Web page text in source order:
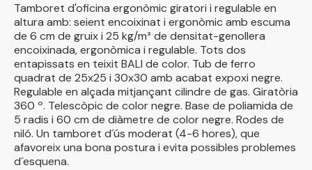
Tamboret d'oficina ergonòmic giratori i regulable en
altura amb: seient encoixinat i ergonòmic amb escuma
de 6 cm de gruix i 25 kg/m³ de densitat-genollera
encoixinada, ergonòmica i regulable. Tots dos
entapissats en teixit BALI de color. Tub de ferro
quadrat de 25x25 i 30x30 amb acabat expoxi negre.
Regulable en alçada mitjançant cilindre de gas. Giratòria
360 º. Telescòpic de color negre. Base de poliamida de
5 radis i 60 cm de diàmetre de color negre. Rodes de
niló. Un tamboret d´ús moderat (4-6 hores), que
afavoreix una bona postura i evita possibles problemes
d´esquena.